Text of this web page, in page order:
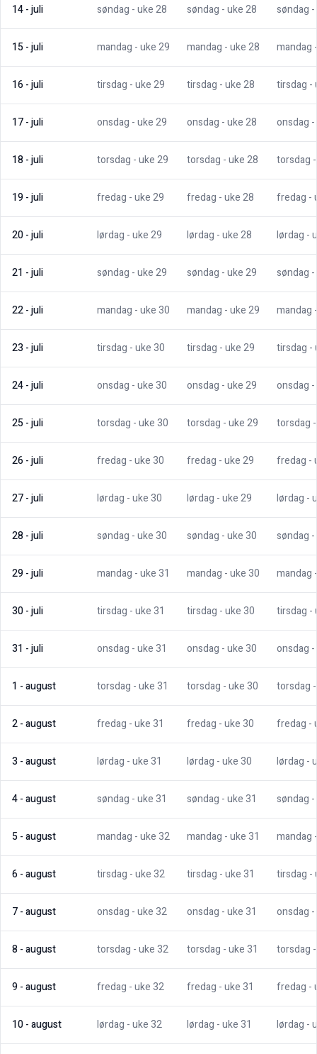
14-juli søndag - uke28 søndag - uke28 søndag
15-juli mandag - uke29 mandag - uke28 mandag
16-juli tirsdag - uke29 tirsdag - uke28 tirsdag -
17-juli onsdag - uke29 onsdag - uke28 onsdag
18-juli torsdag - uke29 torsdag - uke28 torsdag
19-juli fredag - uke29 fredag - uke28 fredag -
20-juli lørdag - uke29 lørdag - uke28 lørdag -
21 -juli søndag - uke29 søndag - uke29 søndag
22-juli mandag - uke30 mandag - uke29 mandag
23 -juli tirsdag - uke30 tirsdag - uke29 tirsdag -
24-juli onsdag - uke30 onsdag - uke29 onsdag
25-juli torsdag - uke30 torsdag - uke29 torsdag
26-juli fredag - uke30 fredag - uke29 fredag -
27-juli lørdag - uke30 lørdag - uke29 lørdag -
28-juli søndag - uke30 søndag - uke30 søndag
29-juli mandag - uke31 mandag - uke30 mandag
30-juli tirsdag - uke31 tirsdag - uke30 tirsdag -
31 -juli onsdag - uke31 onsdag - uke30 onsdag
1 -august torsdag - uke31 torsdag - uke30 torsdag
2-august fredag - uke31 fredag - uke30 fredag -
3 -august lørdag - uke31 lørdag - uke30 lørdag -
4-august søndag - uke31 søndag - uke31 søndag
5-august mandag - uke32 mandag - uke31 mandag
6-august tirsdag - uke32 tirsdag - uke31 tirsdag -
7-august onsdag - uke32 onsdag - uke31 onsdag
8-august torsdag - uke32 torsdag - uke31 torsdag
9-august fredag - uke32 fredag - uke31 fredag -
10-august lørdag - uke32 lørdag - uke31 lørdag -